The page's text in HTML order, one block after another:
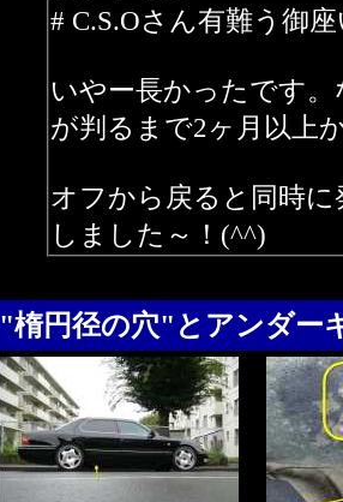
# C.S.Oさん有難う御
いやー長かったです
が判るまで2ヶ月以上
オフから戻ると同時
しました～！(^^)
"楕円径の穴"とアンダー